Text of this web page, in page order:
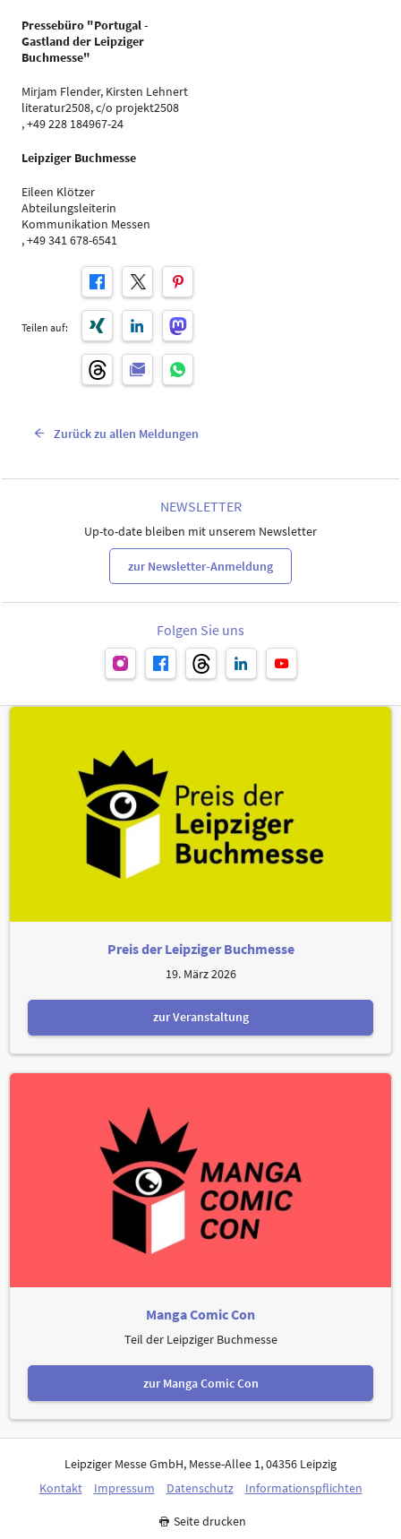
Pressebüro "Portugal -
Gastland der Leipziger
Buchmesse"
Mirjam Flender, Kirsten Lehnert
literatur2508, c/o projekt2508
, +49 228 184967-24
Leipziger Buchmesse
Eileen Klötzer
Abteilungsleiterin
Kommunikation Messen
, +49 341 678-6541
Teilen auf:
Zurück zu allen Meldungen
NEWSLETTER
Up-to-date bleiben mit unserem Newsletter
zur Newsletter-Anmeldung
Folgen Sie uns
Preis der Leipziger Buchmesse
19. März 2026
zur Veranstaltung
Manga Comic Con
Teil der Leipziger Buchmesse
zur Manga Comic Con
Leipziger Messe GmbH, Messe-Allee 1, 04356 Leipzig
Kontakt
Impressum Datenschutz Informationspflichten
Seite drucken